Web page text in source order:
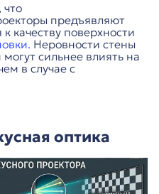
предъявляют
качеству поверхности
Неровности стены
сильнее влиять на
в случае с
оптика